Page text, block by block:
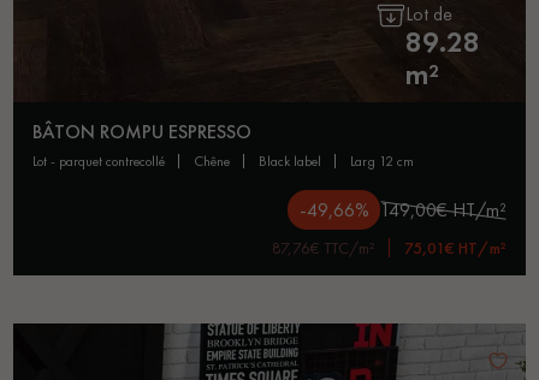
Lot de
89.28
m²
BÂTON ROMPU ESPRESSO
lot - parquet contrecollé chêne black label larg 12 cm
-49,66% 149,00€ HT/m²
87,76€ TTC/m² 75,01€ HT/m²